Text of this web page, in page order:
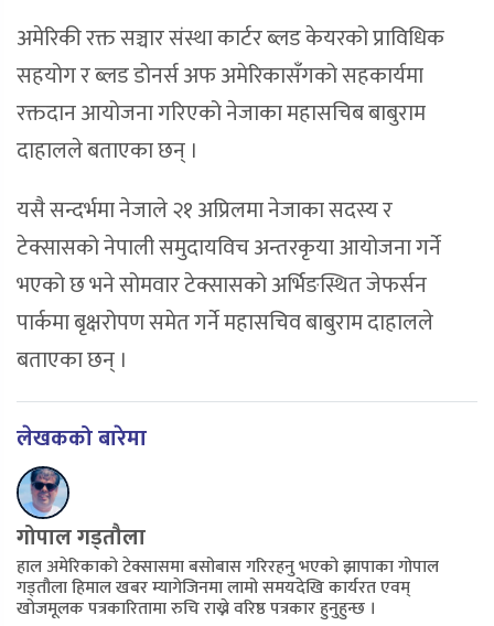
अमेरिकी रक्त सञ्चार संस्था कार्टर ब्लड केयरको प्राविधिक
सहयोग र ब्लड डोनर्स अफ अमेरिकासँगको सहकार्यमा
रक्तदान आयोजना गरिएको नेजाका महासचिब बाबुराम
दाहालले बताएका छन् ।
यसै सन्दर्भमा नेजाले २१ अप्रिलमा नेजाका सदस्य र
टेक्सासको नेपाली समुदायविच अन्तरकृया आयोजना गर्ने
भएको छ भने सोमवार टेक्सासको अर्भिङस्थित जेफर्सन
पार्कमा बृक्षरोपण समेत गर्ने महासचिव बाबुराम दाहालले
बताएका छन् ।
लेखकको बारेमा
गोपाल गड्तौला
हाल अमेरिकाको टेक्सासमा बसोबास गरिरहनु भएको झापाका गोपाल
गड्तौला हिमाल खबर म्यागेजिनमा लामो समयदेखि कार्यरत एवम्
खोजमूलक पत्रकारितामा रुचि राख्ने वरिष्ठ पत्रकार हुनुहुन्छ ।